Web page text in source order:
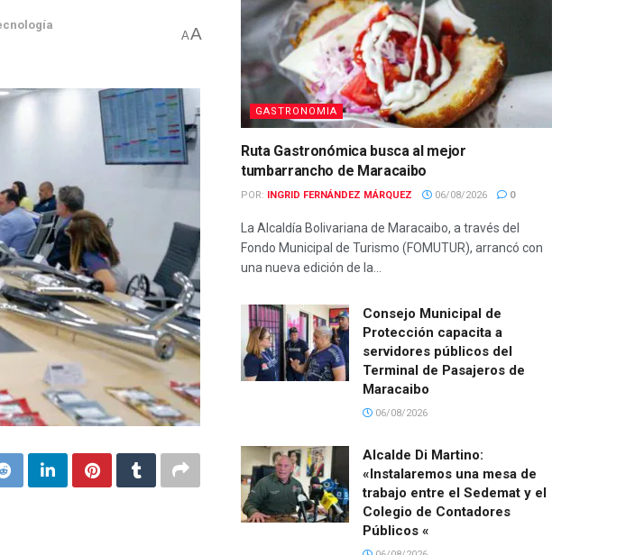
AA
GASTRONOMIA
Ruta Gastronómica busca al mejor
tumbarrancho de Maracaibo
POR: INGRID FERNÁNDEZ MÁRQUEZ 06/08/2026 0
La Alcaldía Bolivariana de Maracaibo, a través del
Fondo Municipal de Turismo (FOMUTUR), arrancó con
una nueva edición de la...
Consejo Municipal de
Protección capacita a
servidores públicos del
Terminal de Pasajeros de
Maracaibo
06/08/2026
Alcalde Di Martino:
«Instalaremos una mesa de
trabajo entre el Sedemat y el
Colegio de Contadores
Públicos «